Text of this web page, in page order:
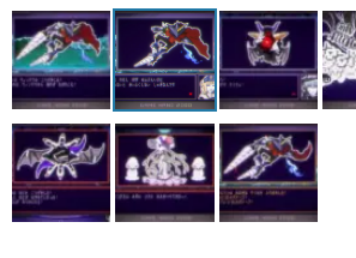
運営：株式会社マレ